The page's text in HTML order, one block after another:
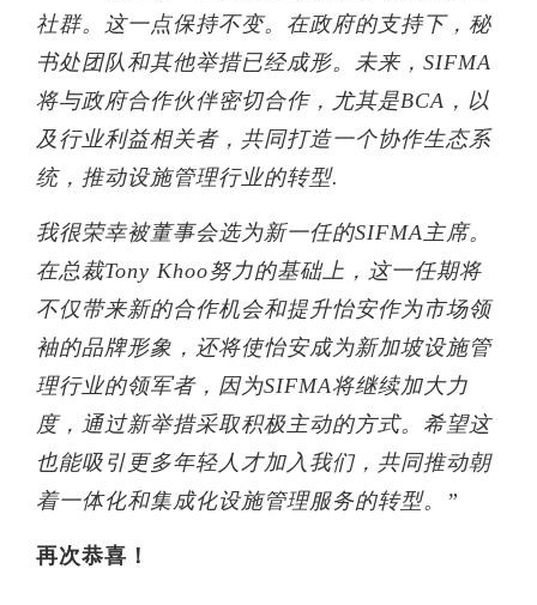
社群。这一点保持不变。在政府的支持下，秘
书处团队和其他举措已经成形。未来，SIFMA
将与政府合作伙伴密切合作，尤其是BCA，以
及行业利益相关者，共同打造一个协作生态系
统，推动设施管理行业的转型.
我很荣幸被董事会选为新一任的SIFMA主席。
在总裁Tony Khoo努力的基础上，这一任期将
不仅带来新的合作机会和提升怡安作为市场领
袖的品牌形象，还将使怡安成为新加坡设施管
理行业的领军者，因为SIFMA将继续加大力
度，通过新举措采取积极主动的方式。希望这
也能吸引更多年轻人才加入我们，共同推动朝
着一体化和集成化设施管理服务的转型。”
再次恭喜！